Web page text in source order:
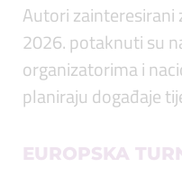
Autori zainteresirani
2026. potaknuti su
organizatorima i
planiraju događaje
EUROPSKA